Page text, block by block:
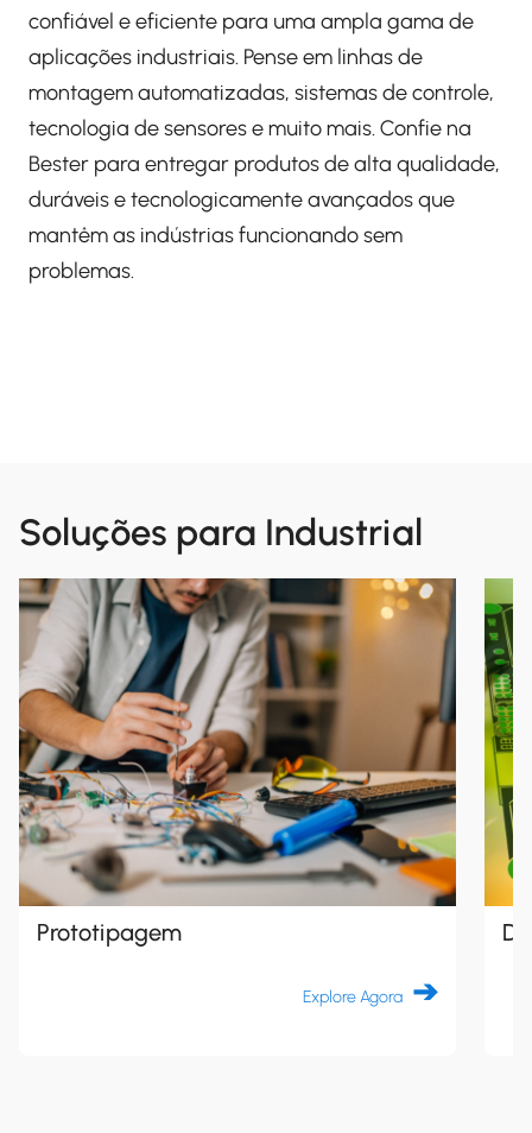
confiável e eficiente para uma ampla gama de
aplicações industriais. Pense em linhas de
montagem automatizadas, sistemas de controle,
tecnologia de sensores e muito mais. Confie na
Bester para entregar produtos de alta qualidade,
duráveis e tecnologicamente avançados que
mantêm as indústrias funcionando sem
problemas.
Soluções para Industrial
Prototipagem
Explore Agora